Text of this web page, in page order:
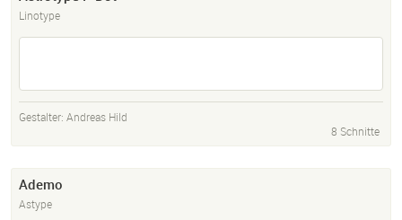
Linotype
Gestalter: Andreas Hild
8 Schnitte
Ademo
Astype